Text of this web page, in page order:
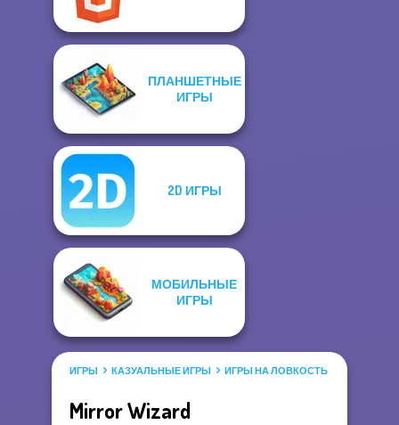
ПЛАНШЕТНЫЕ
ИГРЫ
2D ИГРЫ
МОБИЛЬНЫЕ
ИГРЫ
ИГРЫ КАЗУАЛЬНЫЕ ИГРЫ ИГРЫ НА ЛОВКОСТЬ
Mirror Wizard